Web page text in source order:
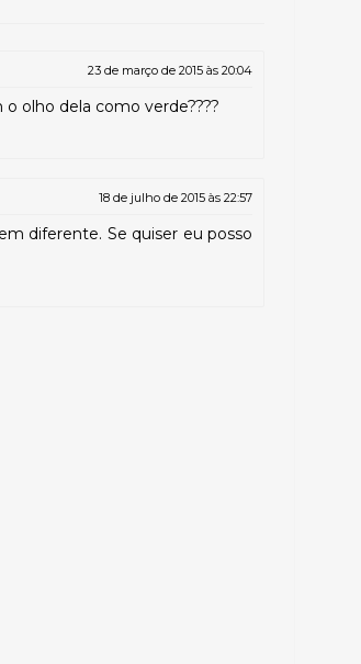
23 de março de 2015 às 20:04
olho dela como verde????
18 de julho de 2015 às 22:57
diferente. Se quiser eu posso